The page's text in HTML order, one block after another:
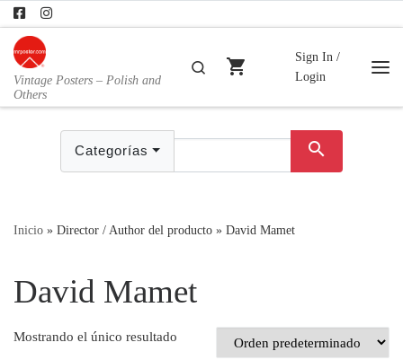
Skip to content
Vintage Posters – Polish and
Others
Buscar
shopping_cart
Sign In /
Login
Categorías search
Inicio » Director / Author del producto » David Mamet
David Mamet
Mostrando el único resultado